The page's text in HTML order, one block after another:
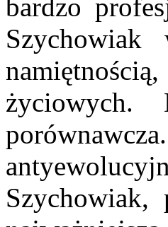
bardzo
Szychowiak
Szychowiak,